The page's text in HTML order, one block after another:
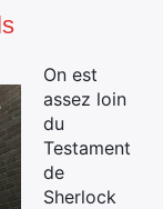
On est
assez loin
du
Testament
de
Sherlock